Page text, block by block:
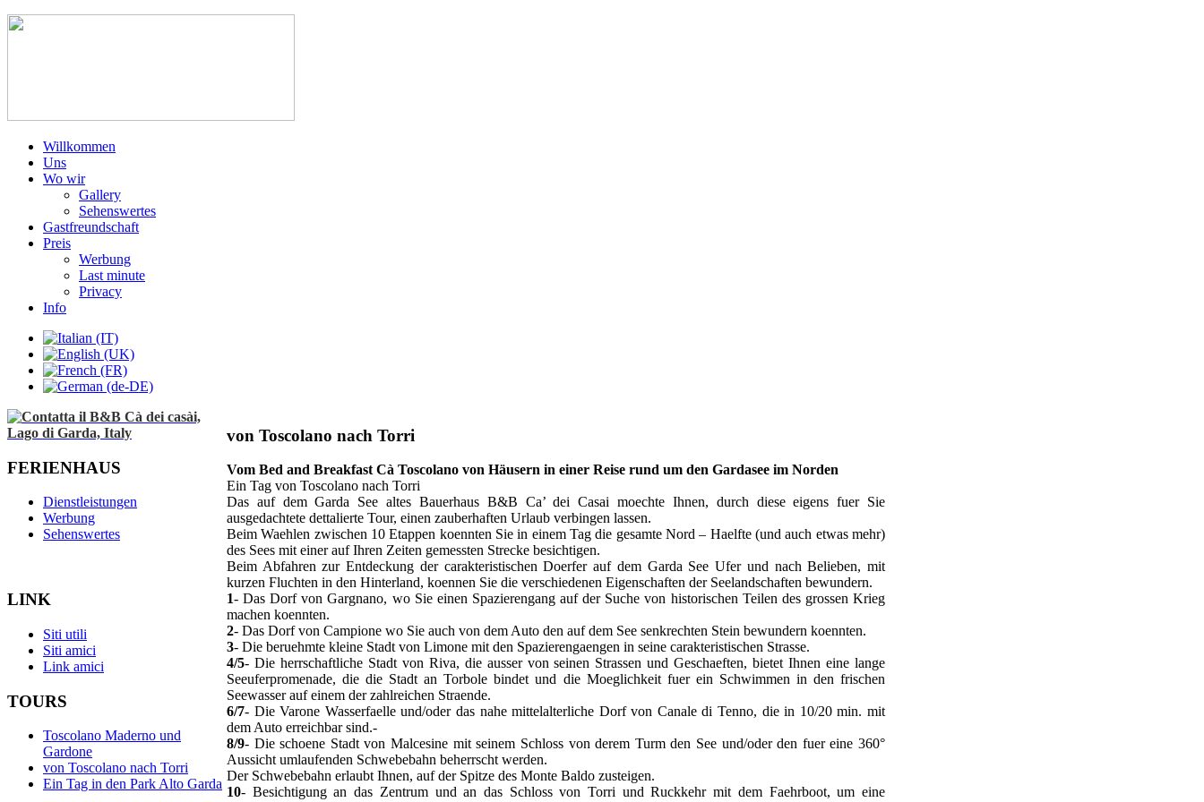
Willkommen
Uns
Wo wir
Gallery
Sehenswertes
Gastfreundschaft
Preis
Werbung
Last minute
Privacy
Info
von Toscolano nach Torri
Vom Bed and Breakfast Cà Toscolano von Häusern in einer Reise rund um den Gardasee im Norden
Ein Tag von Toscolano nach Torri
Das auf dem Garda See altes Bauerhaus B&B Ca’ dei Casai moechte Ihnen, durch diese eigens fuer Sie
ausgedachtete dettalierte Tour, einen zauberhaften Urlaub verbingen lassen.
Beim Waehlen zwischen 10 Etappen koennten Sie in einem Tag die gesamte Nord – Haelfte (und auch etwas mehr)
des Sees mit einer auf Ihren Zeiten gemessten Strecke besichtigen.
Beim Abfahren zur Entdeckung der carakteristischen Doerfer auf dem Garda See Ufer und nach Belieben, mit
kurzen Fluchten in den Hinterland, koennen Sie die verschiedenen Eigenschaften der Seelandschaften bewundern.
1- Das Dorf von Gargnano, wo Sie einen Spazierengang auf der Suche von historischen Teilen des grossen Krieg
machen koennten.
2- Das Dorf von Campione wo Sie auch von dem Auto den auf dem See senkrechten Stein bewundern koennten.
3- Die beruehmte kleine Stadt von Limone mit den Spazierengaengen in seine carakteristischen Strasse.
4/5- Die herrschaftliche Stadt von Riva, die ausser von seinen Strassen und Geschaeften, bietet Ihnen eine lange
Seeuferpromenade, die die Stadt an Torbole bindet und die Moeglichkeit fuer ein Schwimmen in den frischen
Seewasser auf einem der zahlreichen Straende.
6/7- Die Varone Wasserfaelle und/oder das nahe mittelalterliche Dorf von Canale di Tenno, die in 10/20 min. mit
dem Auto erreichbar sind.-
8/9- Die schoene Stadt von Malcesine mit seinem Schloss von derem Turm den See und/oder den fuer eine 360°
Aussicht umlaufenden Schwebebahn beherrscht werden.
Der Schwebebahn erlaubt Ihnen, auf der Spitze des Monte Baldo zusteigen.
10- Besichtigung an das Zentrum und an das Schloss von Torri und Ruckkehr mit dem Faehrboot, um eine
FERIENHAUS
Dienstleistungen
Werbung
Sehenswertes
LINK
Siti utili
Siti amici
Link amici
TOURS
Toscolano Maderno und
Gardone
von Toscolano nach Torri
Ein Tag in den Park Alto Garda